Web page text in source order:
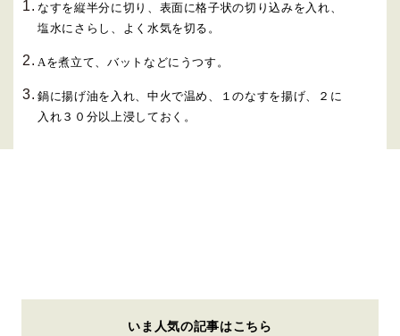
なすを縦半分に切り、表面に格子状の切り込みを入れ、
塩水にさらし、よく水気を切る。
Aを煮立て、バットなどにうつす。
鍋に揚げ油を入れ、中火で温め、１のなすを揚げ、２に
入れ３０分以上浸しておく。
いま人気の記事はこちら